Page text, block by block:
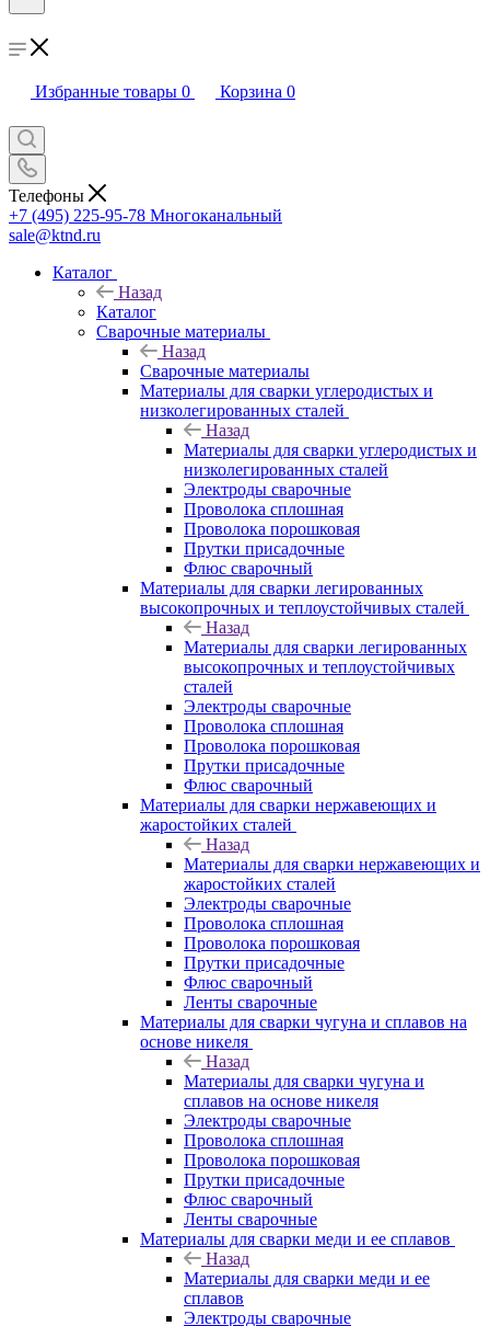
Избранные товары 0 Корзина 0
Телефоны
+7 (495) 225-95-78 Многоканальный
sale@ktnd.ru
Каталог
Назад
Каталог
Сварочные материалы
Назад
Сварочные материалы
Материалы для сварки углеродистых и
низколегированных сталей
Назад
Материалы для сварки углеродистых и
низколегированных сталей
Электроды сварочные
Проволока сплошная
Проволока порошковая
Прутки присадочные
Флюс сварочный
Материалы для сварки легированных
высокопрочных и теплоустойчивых сталей
Назад
Материалы для сварки легированных
высокопрочных и теплоустойчивых
сталей
Электроды сварочные
Проволока сплошная
Проволока порошковая
Прутки присадочные
Флюс сварочный
Материалы для сварки нержавеющих и
жаростойких сталей
Назад
Материалы для сварки нержавеющих и
жаростойких сталей
Электроды сварочные
Проволока сплошная
Проволока порошковая
Прутки присадочные
Флюс сварочный
Ленты сварочные
Материалы для сварки чугуна и сплавов на
основе никеля
Назад
Материалы для сварки чугуна и
сплавов на основе никеля
Электроды сварочные
Проволока сплошная
Проволока порошковая
Прутки присадочные
Флюс сварочный
Ленты сварочные
Материалы для сварки меди и ее сплавов
Назад
Материалы для сварки меди и ее
сплавов
Электроды сварочные